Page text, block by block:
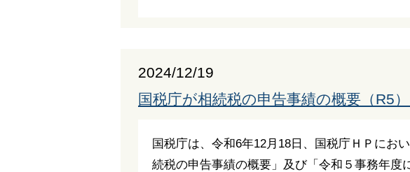
2024/12/19
国税庁が相続税の申告事績の概要（R5
国税庁は、令和6年12月18日、国税庁ＨＰにお
続税の申告事績の概要」及び「令和５事務年度